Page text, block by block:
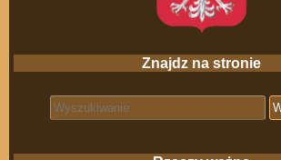
Znajdz na stronie
Search for: